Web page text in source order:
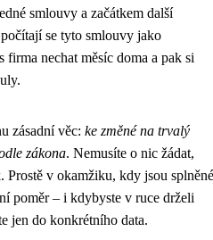
smlouvy a začátkem další
se tyto smlouvy jako
firma nechat měsíc doma a pak si
zásadní věc: ke změné na trvalý
zákona. Nemusíte o nic žádat,
Prostě v okamžiku, kdy jsou splněné
poměr – i kdybyste v ruce drželi
jen do konkrétního data.